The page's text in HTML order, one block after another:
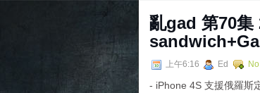
亂gad 第70
上午6:16 Ed
- iPhone 4S 支援俄羅斯